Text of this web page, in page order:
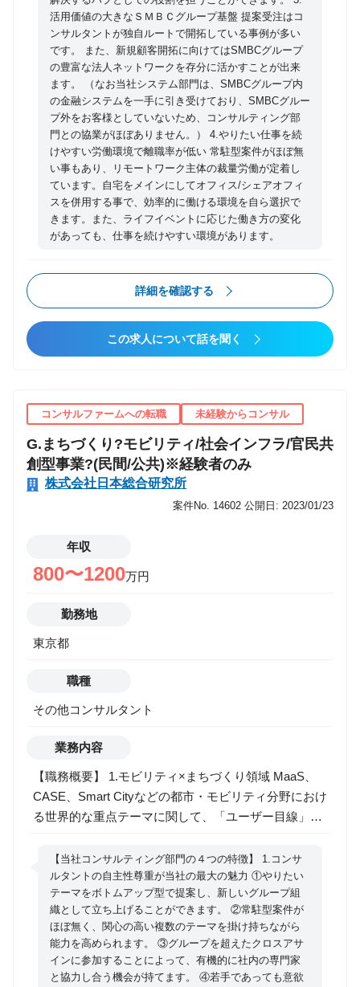
活用価値の大きなＳＭＢＣグループ基盤 提案受注はコ
ンサルタントが独自ルートで開拓している事例が多い
です。 また、新規顧客開拓に向けてはSMBCグループ
の豊富な法人ネットワークを存分に活かすことが出来
ます。 （なお当社システム部門は、SMBCグループ内
の金融システムを一手に引き受けており、SMBCグルー
プ外をお客様としていないため、コンサルティング部
門との協業がほぼありません。） 4.やりたい仕事を続
けやすい労働環境で離職率が低い 常駐型案件がほぼ無
い事もあり、リモートワーク主体の裁量労働が定着し
ています。自宅をメインにしてオフィス/シェアオフィ
スを併用する事で、効率的に働ける環境を自ら選択で
きます。また、ライフイベントに応じた働き方の変化
があっても、仕事を続けやすい環境があります。
詳細を確認する
この求人について話を聞く
コンサルファームへの転職 未経験からコンサル
G.まちづくり?モビリティ/社会インフラ/官民共
創型事業?(民間/公共)※経験者のみ
株式会社日本総合研究所
案件No. 14602 公開日: 2023/01/23
年収
800〜1200万円
勤務地
東京都
職種
その他コンサルタント
業務内容
【職務概要】 1.モビリティ×まちづくり領域 MaaS、
CASE、Smart Cityなどの都市・モビリティ分野におけ
る世界的な重点テーマに関して、「ユーザー目線」、
アドバイザリーやプロジェクトのハンズオン支援を行
います。 具体的には以下領域のコンサルティングを行
っています。 ・都市計画・公共交通等に係る政策提言
及び調査 ・スマートシティ、MaaS、CASE、自動運
転など都市開発におけるICT/IoTに係る調査 ・エリア
開発・まちづくり支援地方創生支援 ・インフラ企業の
新規事業開発コンサルティング ・インフラ企業の海外
【当社コンサルティング部門の４つの特徴】 1.コンサ
ルタントの自主性尊重が当社の最大の魅力 ①やりたい
テーマをボトムアップ型で提案し、新しいグループ組
織として立ち上げることができます。 ②常駐型案件が
ほぼ無く、関心の高い複数のテーマを掛け持ちながら
能力を高められます。 ③グループを超えたクロスアサ
インに参加することによって、有機的に社内の専門家
と協力し合う機会が持てます。 ④若手であっても意欲